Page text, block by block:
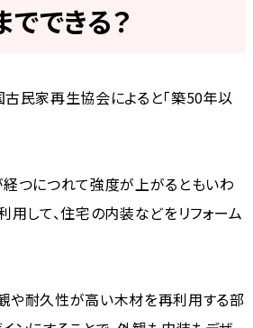
できる？
民家再生協会によると「築50年以
つにつれて強度が上がるともいわ
用して、住宅の内装などをリフォーム
や耐久性が高い木材を再利用する部